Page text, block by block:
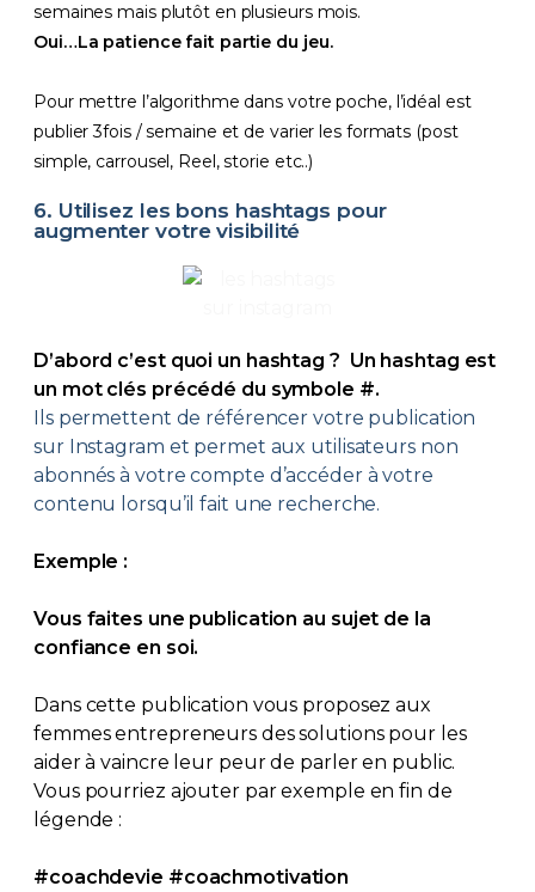
semaines mais plutôt en plusieurs mois.
Oui…La patience fait partie du jeu.
Pour mettre l’algorithme dans votre poche, l’idéal est
publier 3fois / semaine et de varier les formats (post
simple, carrousel, Reel, storie etc..)
6. Utilisez les bons hashtags pour
augmenter votre visibilité
D’abord c’est quoi un hashtag ? Un hashtag est
un mot clés précédé du symbole #.
Ils permettent de référencer votre publication
sur Instagram et permet aux utilisateurs non
abonnés à votre compte d’accéder à votre
contenu lorsqu’il fait une recherche.
Exemple :
Vous faites une publication au sujet de la
confiance en soi.
Dans cette publication vous proposez aux
femmes entrepreneurs des solutions pour les
aider à vaincre leur peur de parler en public.
Vous pourriez ajouter par exemple en fin de
légende :
#coachdevie #coachmotivation